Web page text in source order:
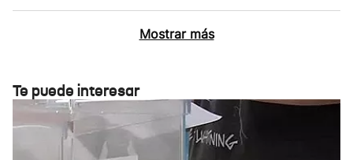
Mostrar más
Te puede interesar